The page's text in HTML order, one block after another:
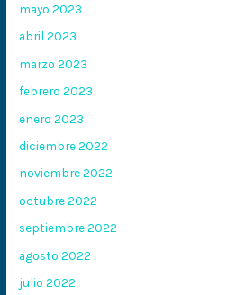
mayo 2023
abril 2023
marzo 2023
febrero 2023
enero 2023
diciembre 2022
noviembre 2022
octubre 2022
septiembre 2022
agosto 2022
julio 2022